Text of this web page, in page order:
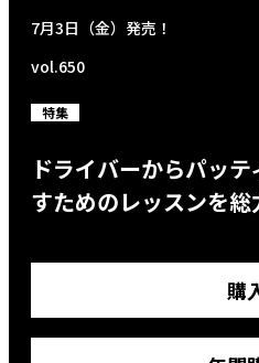
7月3日（金）発売！
vol.650
特集
ドライバーからパッ
すためのレッスンを総
購